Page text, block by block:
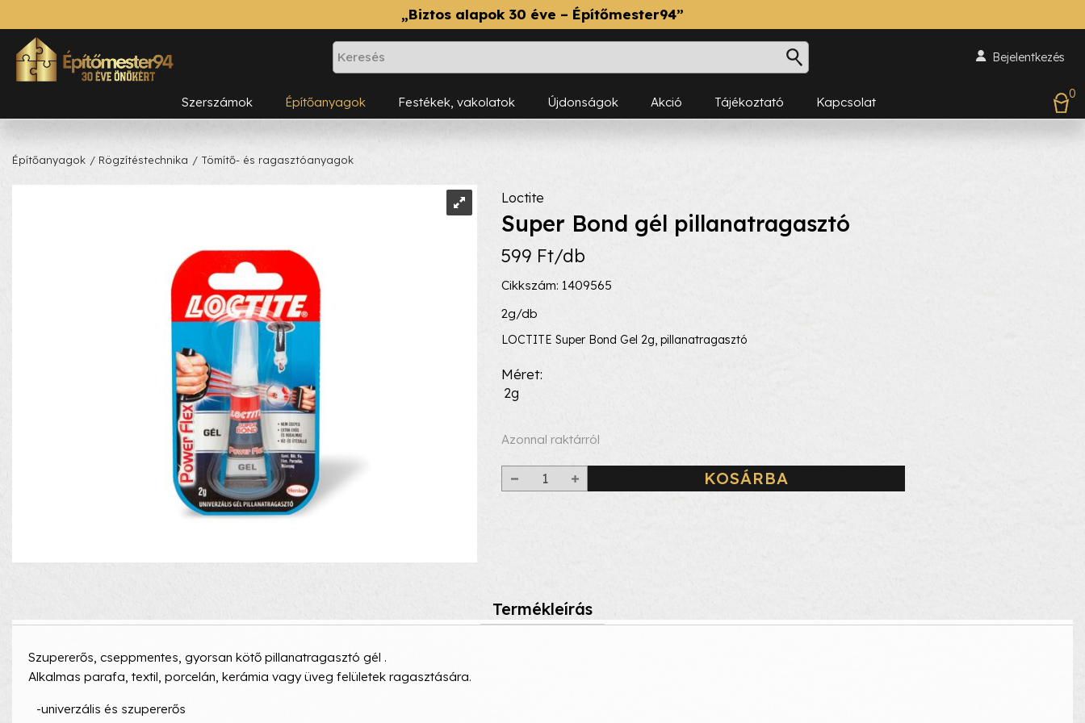
„Biztos alapok 30 éve – Építőmester94”
Bejelentkezés
Szerszámok Építőanyagok Festékek, vakolatok Újdonságok Akció Tájékoztató Kapcsolat
0
Építőanyagok / Rögzítéstechnika / Tömítő- és ragasztóanyagok
Loctite
Super Bond gél pillanatragasztó
599 Ft/db
Cikkszám: 1409565
2g/db
LOCTITE Super Bond Gel 2g, pillanatragasztó
Méret
2g
Azonnal raktárról
KOSÁRBA
Termékleírás
Szupererős, cseppmentes, gyorsan kötő pillanatragasztó gél .
Alkalmas parafa, textil, porcelán, kerámia vagy üveg felületek ragasztására.
-univerzális és szupererős